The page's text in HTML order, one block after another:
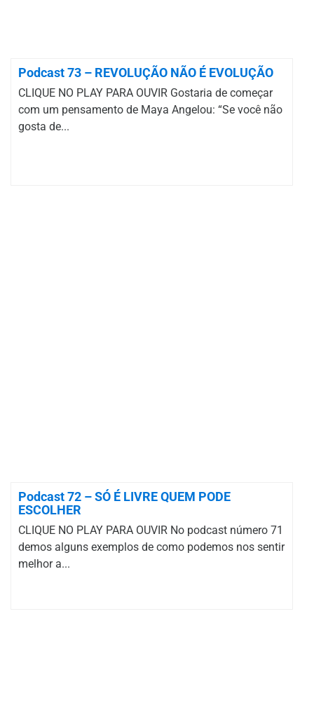
Podcast 73 – REVOLUÇÃO NÃO É EVOLUÇÃO
CLIQUE NO PLAY PARA OUVIR Gostaria de começar
com um pensamento de Maya Angelou: “Se você não
gosta de...
Podcast 72 – SÓ É LIVRE QUEM PODE
ESCOLHER
CLIQUE NO PLAY PARA OUVIR No podcast número 71
demos alguns exemplos de como podemos nos sentir
melhor a...